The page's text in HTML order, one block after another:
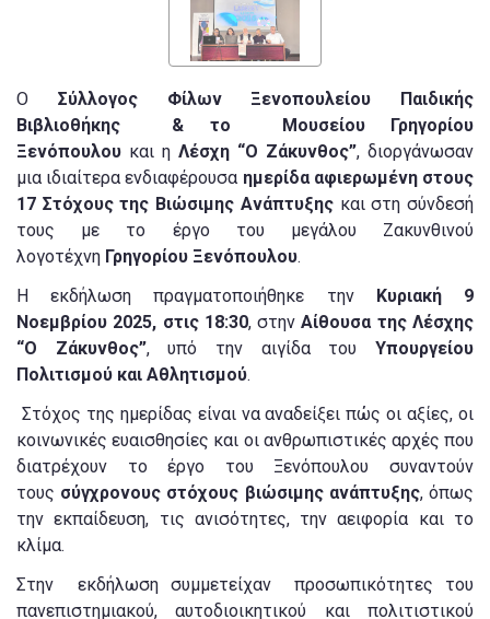
Ο Σύλλογος Φίλων Ξενοπουλείου Παιδικής
Βιβλιοθήκης & το Μουσείου Γρηγορίου
Ξενόπουλου και η Λέσχη “Ο Ζάκυνθος”, διοργάνωσαν
μια ιδιαίτερα ενδιαφέρουσα ημερίδα αφιερωμένη στους
17 Στόχους της Βιώσιμης Ανάπτυξηςκαι στη σύνδεσή
τους με το έργο του μεγάλου Ζακυνθινού
λογοτέχνη Γρηγορίου Ξενόπουλου.
Η εκδήλωση πραγματοποιήθηκε την Κυριακή 9
Νοεμβρίου 2025, στις 18:30, στηνΑίθουσα της Λέσχης
“Ο Ζάκυνθος”, υπό την αιγίδα τουΥπουργείου
Πολιτισμού και Αθλητισμού.
Στόχος της ημερίδας είναι να αναδείξει πώς οι αξίες, οι
κοινωνικές ευαισθησίες και οι ανθρωπιστικές αρχές που
διατρέχουν το έργο του Ξενόπουλου συναντούν
τους σύγχρονους στόχους βιώσιμης ανάπτυξης, όπως
την εκπαίδευση, τις ανισότητες, την αειφορία και το
κλίμα.
Στην εκδήλωση συμμετείχαν προσωπικότητες του
πανεπιστημιακού, αυτοδιοικητικού και πολιτιστικού